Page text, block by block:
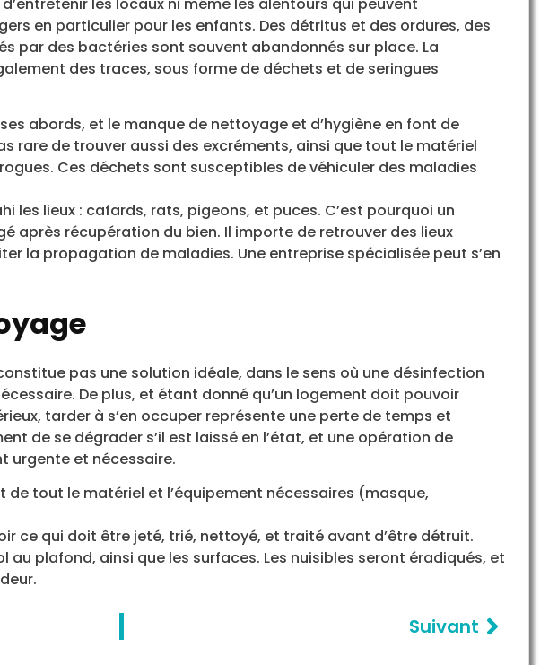
en particulier pour les enfants. Des détritus et des ordures, des
par des bactéries sont souvent abandonnés sur place. La
des traces, sous forme de déchets et de seringues
abords, et le manque de nettoyage et d’hygiène en font de
rare de trouver aussi des excréments, ainsi que tout le matériel
Ces déchets sont susceptibles de véhiculer des maladies
les lieux : cafards, rats, pigeons, et puces. C’est pourquoi un
après récupération du bien. Il importe de retrouver des lieux
la propagation de maladies. Une entreprise spécialisée peut s’en
pas une solution idéale, dans le sens où une désinfection
De plus, et étant donné qu’un logement doit pouvoir
tarder à s’en occuper représente une perte de temps et
de se dégrader s’il est laissé en l’état, et une opération de
urgente et nécessaire.
tout le matériel et l’équipement nécessaires (masque,
ce qui doit être jeté, trié, nettoyé, et traité avant d’être détruit.
au plafond, ainsi que les surfaces. Les nuisibles seront éradiqués, et
Suivant